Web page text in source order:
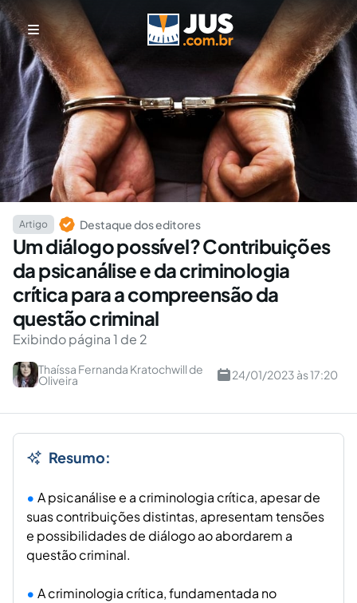
Artigo Destaque dos editores
Um diálogo possível? Contribuições
da psicanálise e da criminologia
crítica para a compreensão da
questão criminal
Exibindo página 1 de 2
Thaíssa Fernanda Kratochwill de
Oliveira 24/01/2023 às 17:20
Resumo:
A psicanálise e a criminologia crítica, apesar de
suas contribuições distintas, apresentam tensões
e possibilidades de diálogo ao abordarem a
questão criminal.
A criminologia crítica, fundamentada no